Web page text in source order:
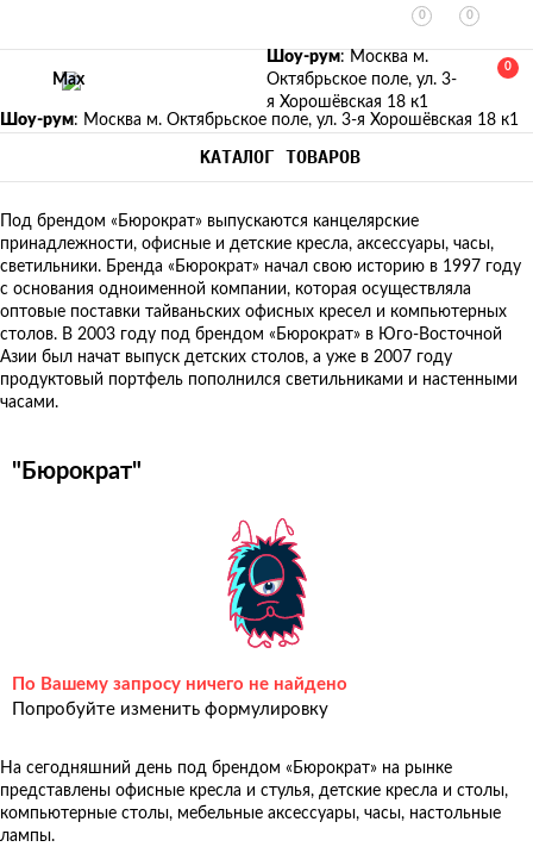
0 0
Max
Шоу-рум: Москва м.
Октябрьское поле, ул. 3-
я Хорошёвская 18 к1
0
Шоу-рум: Москва м. Октябрьское поле, ул. 3-я Хорошёвская 18 к1
КАТАЛОГ ТОВАРОВ
Под брендом «Бюрократ» выпускаются канцелярские
принадлежности, офисные и детские кресла, аксессуары, часы,
светильники. Бренда «Бюрократ» начал свою историю в 1997 году
с основания одноименной компании, которая осуществляла
оптовые поставки тайваньских офисных кресел и компьютерных
столов. В 2003 году под брендом «Бюрократ» в Юго-Восточной
Азии был начат выпуск детских столов, а уже в 2007 году
продуктовый портфель пополнился светильниками и настенными
часами.
"Бюрократ"
По Вашему запросу ничего не найдено
Попробуйте изменить формулировку
На сегодняшний день под брендом «Бюрократ» на рынке
представлены офисные кресла и стулья, детские кресла и столы,
компьютерные столы, мебельные аксессуары, часы, настольные
лампы.